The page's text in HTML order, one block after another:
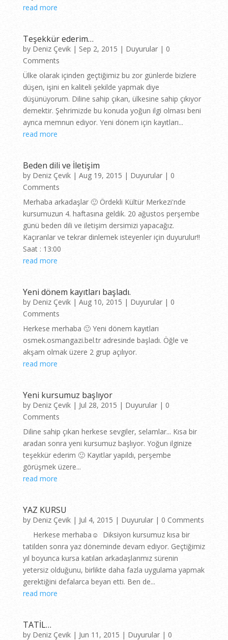
read more
Teşekkür ederim…
by Deniz Çevik| Sep 2, 2015 | Duyurular| 0
Comments
Ülke olarak içinden geçtiğimiz bu zor günlerde bizlere
düşen, işini en kaliteli şekilde yapmak diye
düşünüyorum. Diline sahip çıkan, ülkesine sahip çıkıyor
demektir. Şehrimizde bu konuda yoğun ilgi olması beni
ayrıca memnun ediyor. Yeni dönem için kayıtları...
read more
Beden dili ve İletişim
by Deniz Çevik| Aug 19, 2015 | Duyurular| 0
Comments
Merhaba arkadaşlar 🙂 Ördekli Kültür Merkezi'nde
kursumuzun 4. haftasına geldik. 20 ağustos perşembe
günü beden dili ve iletişim dersimizi yapacağız.
Kaçıranlar ve tekrar dinlemek isteyenler için duyurulur!!
Saat : 13:00
read more
Yeni dönem kayıtları başladı.
by Deniz Çevik| Aug 10, 2015 | Duyurular| 0
Comments
Herkese merhaba 🙂 Yeni dönem kayıtları
osmek.osmangazi.bel.tr adresinde başladı. Öğle ve
akşam olmak üzere 2 grup açılıyor.
read more
Yeni kursumuz başlıyor
by Deniz Çevik| Jul 28, 2015 | Duyurular| 0
Comments
Diline sahip çıkan herkese sevgiler, selamlar... Kısa bir
aradan sonra yeni kursumuz başlıyor. Yoğun ilginize
teşekkür ederim 🙂 Kayıtlar yapıldı, perşembe
görüşmek üzere...
read more
YAZ KURSU
by Deniz Çevik| Jul 4, 2015 | Duyurular| 0 Comments
Herkese merhaba☺ Diksiyon kursumuz kısa bir
tatilden sonra yaz döneminde devam ediyor. Geçtiğimiz
yıl boyunca kursa katılan arkadaşlarımız sürenin
yetersiz olduğunu, birlikte daha fazla uygulama yapmak
gerektiğini defalarca beyan etti. Ben de...
read more
TATİL…
by Deniz Çevik| Jun 11, 2015 | Duyurular| 0